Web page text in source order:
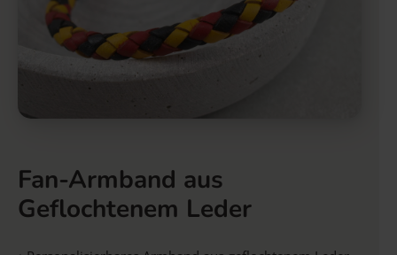
Fan-Armband aus
Geflochtenem Leder